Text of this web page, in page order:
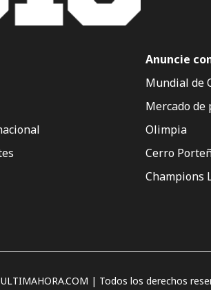
Anuncie
Mundial de
Mercado de
Olimpia
Cerro
Champions
| Todos los derechos